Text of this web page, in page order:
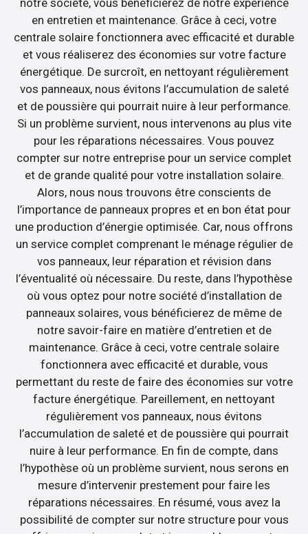
notre société, vous bénéficierez de notre expérience
en entretien et maintenance. Grâce à ceci, votre
centrale solaire fonctionnera avec efficacité et durable
et vous réaliserez des économies sur votre facture
énergétique. De surcroît, en nettoyant régulièrement
vos panneaux, nous évitons l’accumulation de saleté
et de poussière qui pourrait nuire à leur performance.
Si un problème survient, nous intervenons au plus vite
pour les réparations nécessaires. Vous pouvez
compter sur notre entreprise pour un service complet
et de grande qualité pour votre installation solaire.
Alors, nous nous trouvons être conscients de
l’importance de panneaux propres et en bon état pour
une production d’énergie optimisée. Car, nous offrons
un service complet comprenant le ménage régulier de
vos panneaux, leur réparation et révision dans
l’éventualité où nécessaire. Du reste, dans l’hypothèse
où vous optez pour notre société d’installation de
panneaux solaires, vous bénéficierez de même de
notre savoir-faire en matière d’entretien et de
maintenance. Grâce à ceci, votre centrale solaire
fonctionnera avec efficacité et durable, vous
permettant du reste de faire des économies sur votre
facture énergétique. Pareillement, en nettoyant
régulièrement vos panneaux, nous évitons
l’accumulation de saleté et de poussière qui pourrait
nuire à leur performance. En fin de compte, dans
l’hypothèse où un problème survient, nous serons en
mesure d’intervenir prestement pour faire les
réparations nécessaires. En résumé, vous avez la
possibilité de compter sur notre structure pour vous